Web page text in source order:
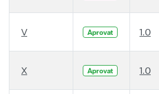
V Aprovat 1.0
X Aprovat 1.0